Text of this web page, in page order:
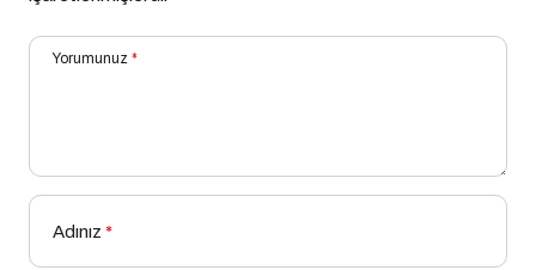
Yorumunuz *
Adınız *